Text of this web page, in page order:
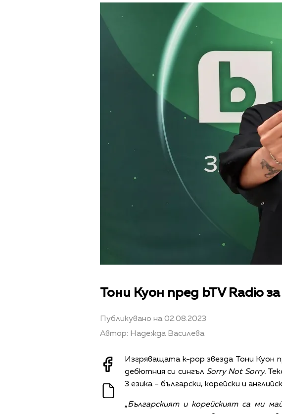
Тони Куон пред bTV Radio
Публикувано на 02.08.2023
Автор: Надежда Василева
Изгряващата k-pop звезда Тони Куон
дебютния си сингъл Sorry Not Sorry.
3 езика – български, корейски и
„Българският и корейският са ми